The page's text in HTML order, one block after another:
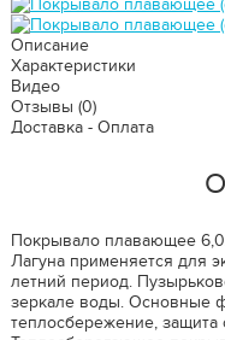
Описание
Характеристики
Видео
Отзывы (0)
Доставка - Оплата
Покрывало плавающее
Лагуна применяется для
летний период.
зеркале воды. Основные
теплосбережение,